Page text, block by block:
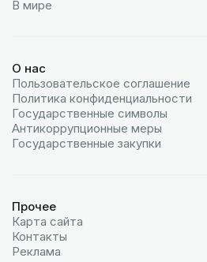
В мире
О нас
Пользовательское соглашение
Политика конфиденциальности
Государственные символы
Антикоррупционные меры
Государственные закупки
Прочее
Карта сайта
Контакты
Реклама